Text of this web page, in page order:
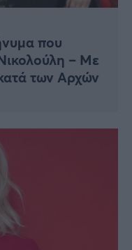
που
– Με
των Αρχών